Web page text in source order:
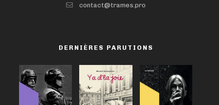
contact@trames.pro
DERNIÈRES PARUTIONS